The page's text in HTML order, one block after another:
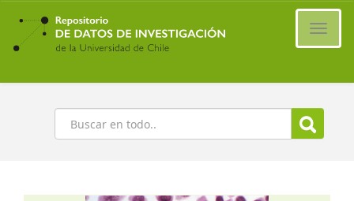
Ir
contenido
principal
Buscar